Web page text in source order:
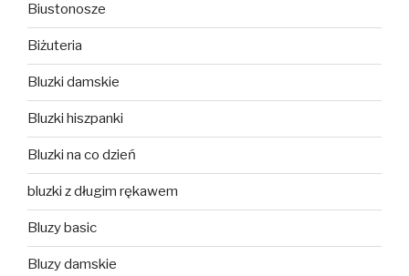
Biustonosze
Biżuteria
Bluzki damskie
Bluzki hiszpanki
Bluzki na co dzień
bluzki z długim rękawem
Bluzy basic
Bluzy damskie